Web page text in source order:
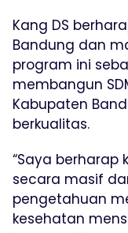
Kang DS
Bandung dan
program ini
membangun
Kabupaten
berkualitas.
“Saya berharap
secara masif
pengetahuan
kesehatan